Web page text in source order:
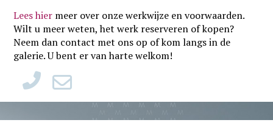
Lees hier meer over onze werkwijze en voorwaarden.
Wilt u meer weten, het werk reserveren of kopen?
Neem dan contact met ons op of kom langs in de
galerie. U bent er van harte welkom!